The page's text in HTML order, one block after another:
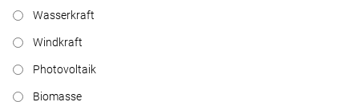
Wasserkraft
Windkraft
Photovoltaik
Biomasse